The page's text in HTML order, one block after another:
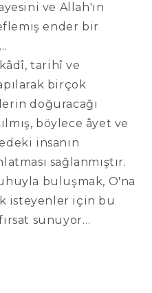
ve Allah'ın
ender bir
tarihî ve
birçok
doğuracağı
böylece âyet ve
insanın
sağlanmıştır.
buluşmak, O'na
isteyenler için bu
sunuyor…